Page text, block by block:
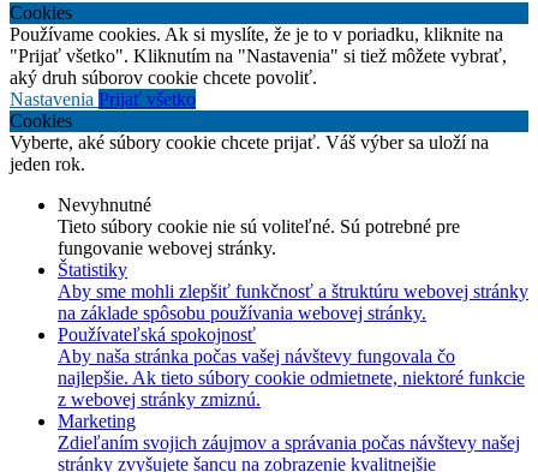
Cookies
Používame cookies. Ak si myslíte, že je to v poriadku, kliknite na
"Prijať všetko". Kliknutím na "Nastavenia" si tiež môžete vybrať,
aký druh súborov cookie chcete povoliť.
Nastavenia Prijať všetko
Cookies
Vyberte, aké súbory cookie chcete prijať. Váš výber sa uloží na
jeden rok.
Nevyhnutné
Tieto súbory cookie nie sú voliteľné. Sú potrebné pre
fungovanie webovej stránky.
Štatistiky
Aby sme mohli zlepšiť funkčnosť a štruktúru webovej stránky
na základe spôsobu používania webovej stránky.
Používateľská spokojnosť
Aby naša stránka počas vašej návštevy fungovala čo
najlepšie. Ak tieto súbory cookie odmietnete, niektoré funkcie
z webovej stránky zmiznú.
Marketing
Zdieľaním svojich záujmov a správania počas návštevy našej
stránky zvyšujete šancu na zobrazenie kvalitnejšie